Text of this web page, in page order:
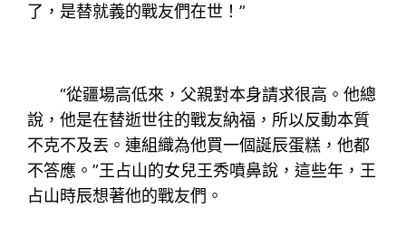
了，是替就義的戰友們在世！”
“從疆場高低來，父親對本身請求很高。他總
說，他是在替逝世往的戰友納福，所以反動本質
不克不及丟。連組織為他買一個誕辰蛋糕，他都
不答應。”王占山的女兒王秀噴鼻說，這些年，王
占山時辰想著他的戰友們。